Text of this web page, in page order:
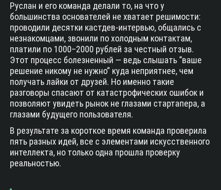
Руслан и его команда делали то, на что у
большинства основателей не хватает решимости:
проводили десятки кастдев-интервью, общались с
незнакомцами, звонили по холодным контактам,
платили по 1000–2000 рублей за честный отзыв.
Этот процесс болезненный — ведь слышать “ваше
решение никому не нужно” куда неприятнее, чем
получать лайки от друзей. Но именно такие
разговоры спасают от катастрофических ошибок и
позволяют увидеть рынок не глазами стартапера, а
глазами будущего пользователя.
В результате за короткое время команда проверила
пять разных идей, все с элементами искусственного
интеллекта, но только одна прошла проверку
реальностью.